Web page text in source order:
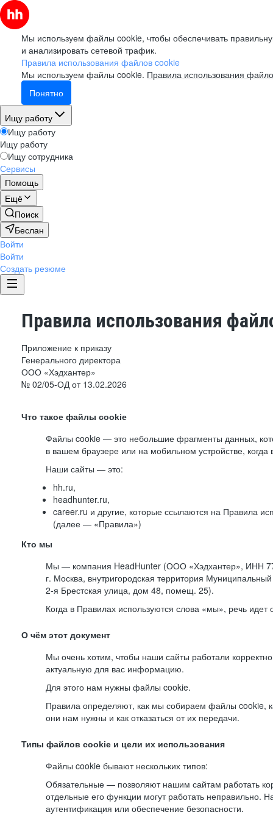
Мы используем файлы cookie, чтобы обеспечивать
и анализировать сетевой трафик.
Правила использования файлов cookie
Мы используем файлы cookie. Правила использования
Понятно
Ищу работу
Ищу работу
Ищу работу
Ищу сотрудника
Сервисы
Помощь
Ещё
Поиск
Беслан
Войти
Войти
Создать резюме
Правила использования
Приложение к приказу
Генерального директора
ООО «Хэдхантер»
№ 02/05-ОД от 13.02.2026
Что такое файлы cookie
Файлы cookie — это небольшие фрагменты данных,
в вашем браузере или на мобильном устройстве,
Наши сайты — это:
hh.ru,
headhunter.ru,
career.ru и другие, которые ссылаются на Правила
(далее — «Правила»)
Кто мы
Мы — компания HeadHunter (ООО «Хэдхантер», ИНН
г. Москва, внутригородская территория Муниципальный
2-я Брестская улица, дом 48, помещ. 25).
Когда в Правилах используются слова «мы», речь
О чём этот документ
Мы очень хотим, чтобы наши сайты работали
актуальную для вас информацию.
Для этого нам нужны файлы cookie.
Правила определяют, как мы собираем файлы cookie,
они нам нужны и как отказаться от их передачи.
Типы файлов cookie и цели их использования
Файлы cookie бывают нескольких типов:
Обязательные — позволяют нашим сайтам работать
отдельные его функции могут работать неправильно.
аутентификация или обеспечение безопасности.